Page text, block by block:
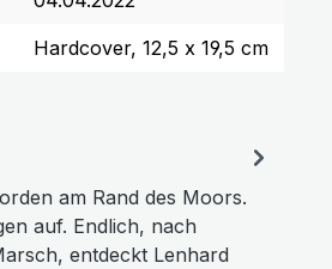
Hardcover, 12,5 x 19,5 cm
am Rand des Moors.
auf. Endlich, nach
entdeckt Lenhard